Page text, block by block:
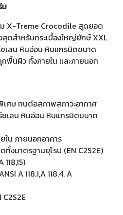
ม
ม X-Treme Crocodile สุดยอด
ดสำหรับกระเบื้องใหญ่ยักษ์ XXL
ซเลน หินอ่อน หินแกรนิตขนาด
พื้นผิว ทั้งภายใน และภายนอก
เศษ ทนต่อสภาพสภาวะอากาศ
ซเลน หินอ่อน หินแกรนิตขนาด
น ภายนอกอาคาร
งมาตรฐานยุโรป (EN C2S2E)
A 118.1,A 118.4, A
C2S2E